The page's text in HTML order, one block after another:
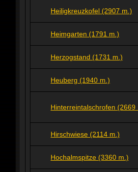
Heiligkreuzkofel (2907 m.)
Heimgarten (1791 m.)
Herzogstand (1731 m.)
Heuberg (1940 m.)
Hinterreintalschrofen (2669
Hirschwiese (2114 m.)
Hochalmspitze (3360 m.)